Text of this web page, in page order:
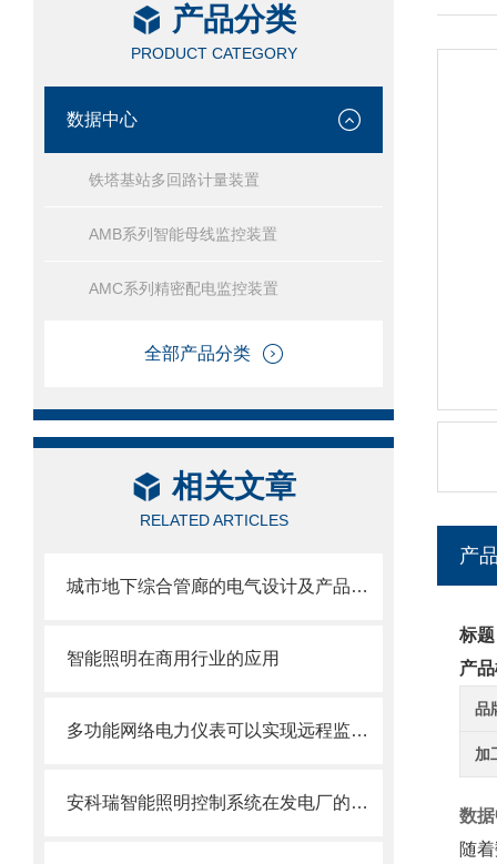
产品分类
PRODUCT CATEGORY
数据中心
铁塔基站多回路计量装置
AMB系列智能母线监控装置
AMC系列精密配电监控装置
全部产品分类
相关文章
RELATED ARTICLES
城市地下综合管廊的电气设计及产品选型方案
智能照明在商用行业的应用
多功能网络电力仪表可以实现远程监控和控制
安科瑞智能照明控制系统在发电厂的应用探讨
/
产
标
产
品
加
数
随